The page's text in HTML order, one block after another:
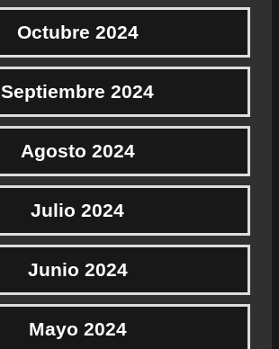
Octubre 2024
Septiembre 2024
Agosto 2024
Julio 2024
Junio 2024
Mayo 2024